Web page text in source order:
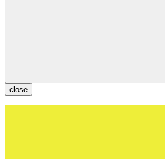
close